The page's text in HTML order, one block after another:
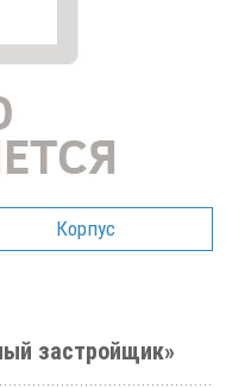
Корпус
застройщик»